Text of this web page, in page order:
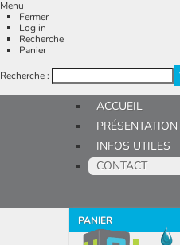
Menu
Fermer
Log in
Recherche
Panier
Recherche :
ACCUEIL
PRÉSENTATION
INFOS UTILES
CONTACT
PANIER